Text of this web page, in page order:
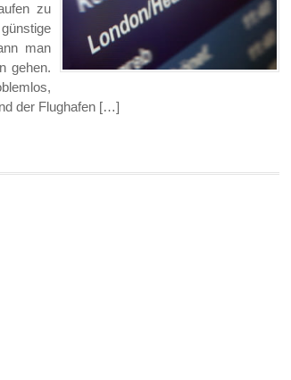
zu
man
gehen.
der Flughafen […]